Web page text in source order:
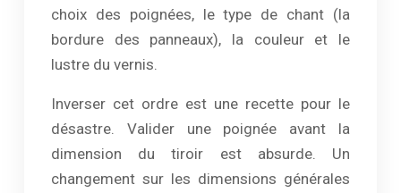
choix des poignées, le type de chant (la
bordure des panneaux), la couleur et le
lustre du vernis.
Inverser cet ordre est une recette pour le
désastre. Valider une poignée avant la
dimension du tiroir est absurde. Un
changement sur les dimensions générales